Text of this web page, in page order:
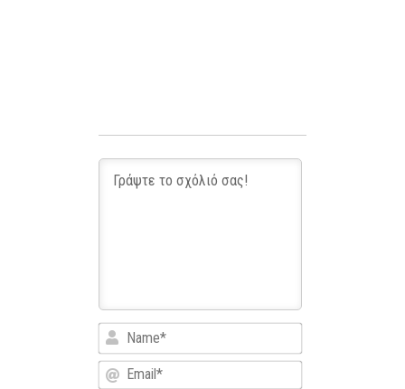
Name*
Email*